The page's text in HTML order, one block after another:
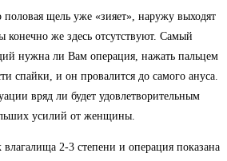
щель уже «зияет», наружу выходят
же здесь отсутствуют. Самый
нужна ли Вам операция, нажать пальцем
спайки, и он провалится до самого ануса.
вряд ли будет удовлетворительным
усилий от женщины.
2-3 степени и операция показана